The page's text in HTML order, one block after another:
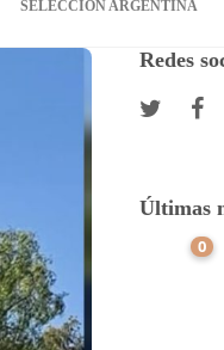
SELECCIÓN ARGENTINA
Redes
Últimas
0